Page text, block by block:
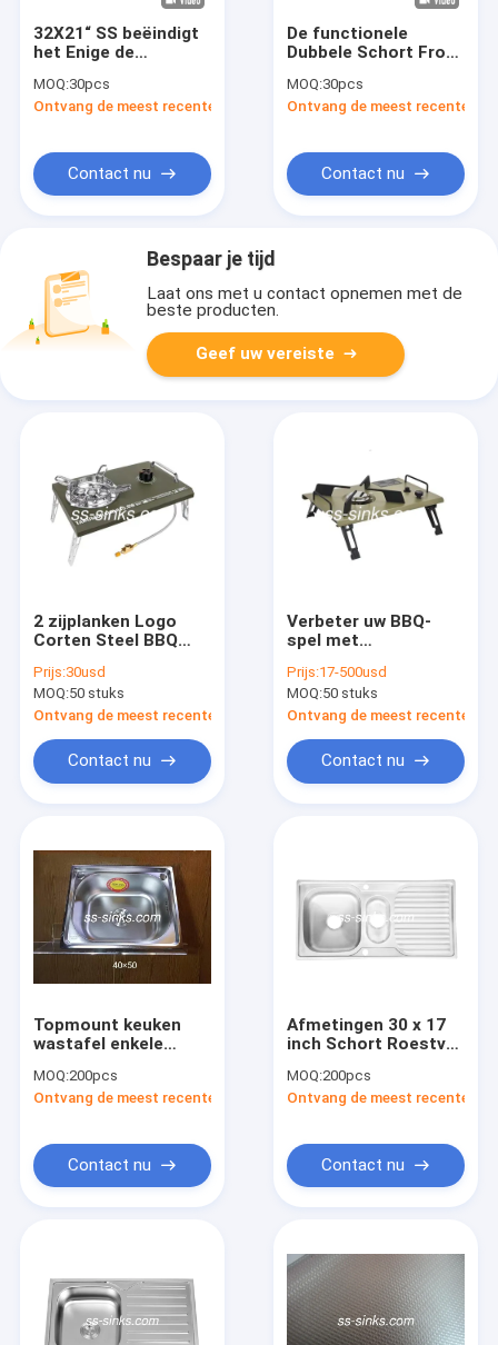
Videos
32X21“ SS beëindigt
het Enige de
de Kom Met de hand
gemaakte Keuken
MOQ:30pcs
Ontvang de meest recente Prijs
Contact nu
De functionele
Dubbele Schort Front
van het
Komwerkstation“
MOQ:30pcs
Ontvang de meest recente
Contact nu
Bespaar je tijd
Laat ons met u contact opnemen met de
beste producten.
Geef uw vereiste
2 zijplanken Logo
Corten Steel BBQ
authentieke BBQ-
ervaring
Prijs:30usd
MOQ:50 stuks
Ontvang de meest recente Prijs
Contact nu
Verbeter uw BBQ-
spel met
ontsteking
Draagbare houtskool
BBQ-grill Outdoor
BBQ-apparatuur
Prijs:17-500usd
MOQ:50 stuks
Ontvang de meest recente
Contact nu
Topmount keuken
wastafel enkele
afvoerbord 30 x 17
inch één of twee
afvoerbord
MOQ:200pcs
Ontvang de meest recente Prijs
Contact nu
Afmetingen 30 x 17
inch Schort Roestvrij
Anti-corrosie staal
MOQ:200pcs
Ontvang de meest recente
Contact nu